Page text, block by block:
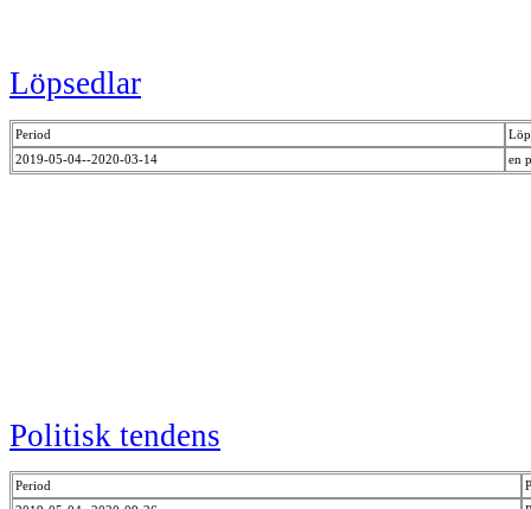
Löpsedlar
Period
2019-05-04--2020-03-14
en
Politisk tendens
Period